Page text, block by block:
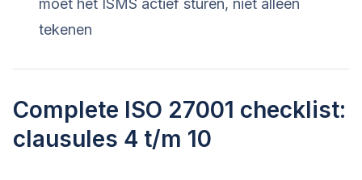
moet het ISMS actief sturen, niet alleen
tekenen
Complete ISO 27001 checklist:
clausules 4 t/m 10